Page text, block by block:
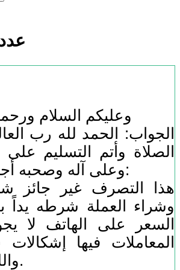
وعليكم السلام
الجواب: الحمد لله رب
الصلاة وأتم التسليم
وعلى آله وصحبه أجمعين، أما بعد:
هذا التصرف غير جائز
وشراء العملة شرطه يداً
السعر على الهاتف لا
المعاملات فيها
والله تعالى أعلم.